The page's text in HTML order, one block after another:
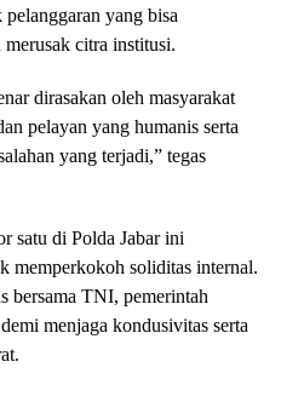
yang bisa
merusak citra institusi.
dirasakan oleh masyarakat
pelayan yang humanis serta
yang terjadi,” tegas
satu di Polda Jabar ini
memperkokoh soliditas internal.
bersama TNI, pemerintah
menjaga kondusivitas serta